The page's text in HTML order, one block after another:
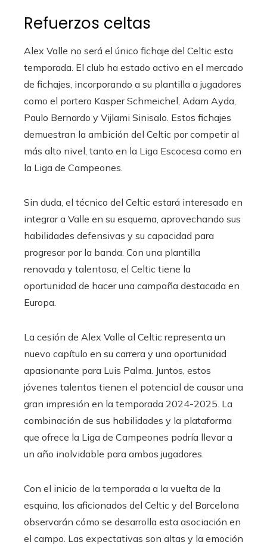
Refuerzos celtas
Alex Valle no será el único fichaje del Celtic esta
temporada. El club ha estado activo en el mercado
de fichajes, incorporando a su plantilla a jugadores
como el portero Kasper Schmeichel, Adam Ayda,
Paulo Bernardo y Vijlami Sinisalo. Estos fichajes
demuestran la ambición del Celtic por competir al
más alto nivel, tanto en la Liga Escocesa como en
la Liga de Campeones.
Sin duda, el técnico del Celtic estará interesado en
integrar a Valle en su esquema, aprovechando sus
habilidades defensivas y su capacidad para
progresar por la banda. Con una plantilla
renovada y talentosa, el Celtic tiene la
oportunidad de hacer una campaña destacada en
Europa.
La cesión de Alex Valle al Celtic representa un
nuevo capítulo en su carrera y una oportunidad
apasionante para Luis Palma. Juntos, estos
jóvenes talentos tienen el potencial de causar una
gran impresión en la temporada 2024-2025. La
combinación de sus habilidades y la plataforma
que ofrece la Liga de Campeones podría llevar a
un año inolvidable para ambos jugadores.
Con el inicio de la temporada a la vuelta de la
esquina, los aficionados del Celtic y del Barcelona
observarán cómo se desarrolla esta asociación en
el campo. Las expectativas son altas y la emoción